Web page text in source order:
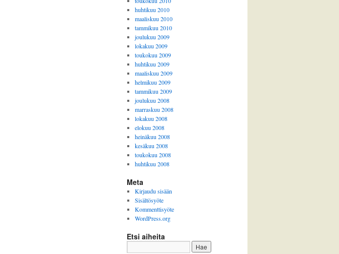
huhtikuu 2010
maaliskuu 2010
tammikuu 2010
joulukuu 2009
lokakuu 2009
toukokuu 2009
huhtikuu 2009
maaliskuu 2009
helmikuu 2009
tammikuu 2009
joulukuu 2008
marraskuu 2008
lokakuu 2008
elokuu 2008
heinäkuu 2008
kesäkuu 2008
toukokuu 2008
huhtikuu 2008
Meta
Kirjaudu sisään
Sisältösyöte
Kommenttisyöte
WordPress.org
Etsi aiheita